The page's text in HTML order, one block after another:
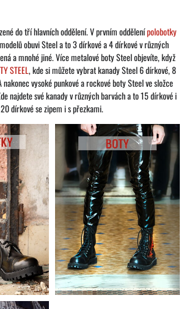
do tří hlavních oddělení. V prvním oddělenípolobotky
obuvi Steel a to 3 dírkové a 4 dírkové v různých
a mnohé jiné. Více metalové boty Steel objevíte, když
STEEL, kde si můžete vybrat kanady Steel 6 dírkové, 8
vysoké punkové a rockové boty Steel ve složce
najdete své kanady v různých barvách a to 15 dírkové i
20 dírkové se zipem i s přezkami.